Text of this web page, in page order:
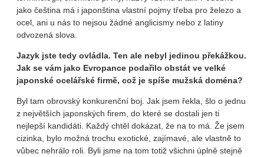
jako čeština má i japonština vlastní pojmy třeba pro železo a
ocel, ani u nás to nejsou žádné anglicismy nebo z latiny
odvozená slova.
Jazyk jste tedy ovládla. Ten ale nebyl jedinou překážkou.
Jak se vám jako Evropance podařilo obstát ve velké
japonské ocelářské firmě, což je spíše mužská doména?
Byl tam obrovský konkurenční boj. Jak jsem řekla, šlo o jednu
z největších japonských firem, do které se dostali jen ti
nejlepší kandidáti. Každý chtěl dokázat, že na to má. Že jsem
cizinka, bylo možná trochu exotické, zajímavé, ale vlastně to
vůbec nehrálo roli. Byli jsme na tom totiž všichni úplně stejně